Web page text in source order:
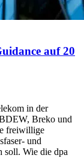
auf 20
in der
Breko und
freiwillige
und
soll. Wie die dpa